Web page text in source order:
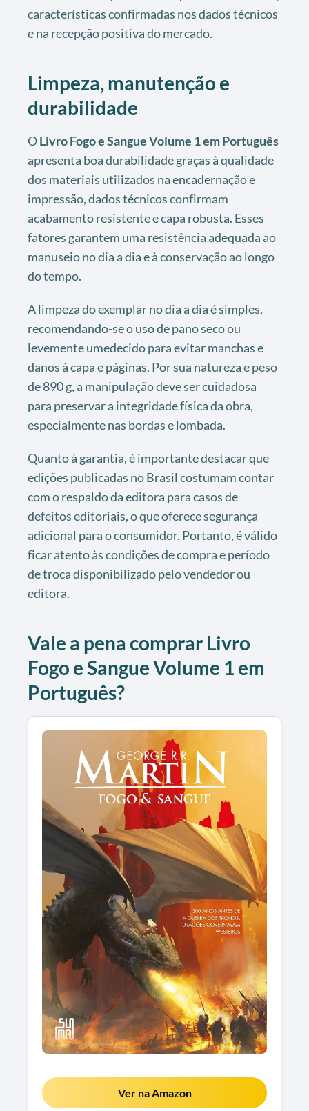
características confirmadas nos dados técnicos
e na recepção positiva do mercado.
Limpeza, manutenção e
durabilidade
OLivro Fogo e Sangue Volume 1 em Português
apresenta boa durabilidade graças à qualidade
dos materiais utilizados na encadernação e
impressão, dados técnicos confirmam
acabamento resistente e capa robusta. Esses
fatores garantem uma resistência adequada ao
manuseio no dia a dia e à conservação ao longo
do tempo.
A limpeza do exemplar no dia a dia é simples,
recomendando-se o uso de pano seco ou
levemente umedecido para evitar manchas e
danos à capa e páginas. Por sua natureza e peso
de 890 g, a manipulação deve ser cuidadosa
para preservar a integridade física da obra,
especialmente nas bordas e lombada.
Quanto à garantia, é importante destacar que
edições publicadas no Brasil costumam contar
com o respaldo da editora para casos de
defeitos editoriais, o que oferece segurança
adicional para o consumidor. Portanto, é válido
ficar atento às condições de compra e período
de troca disponibilizado pelo vendedor ou
editora.
Vale a pena comprar Livro
Fogo e Sangue Volume 1 em
Português?
Ver na Amazon